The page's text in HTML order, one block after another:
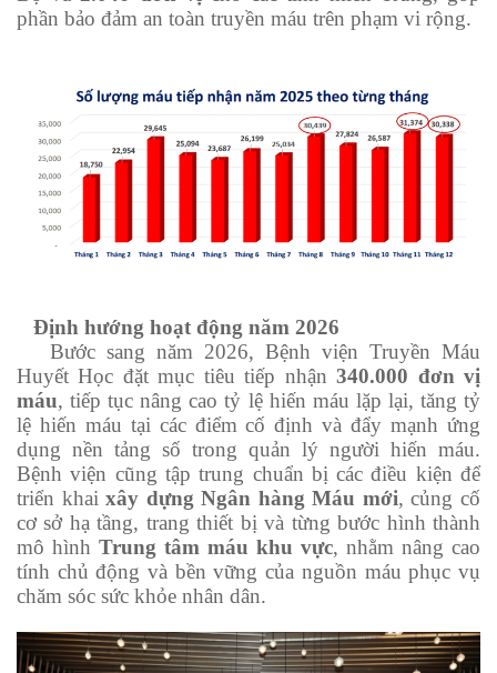
phần bảo đảm an toàn truyền máu trên phạm vi rộng.
Định hướng hoạt động năm 2026
Bước sang năm 2026, Bệnh viện Truyền Máu
Huyết Học đặt mục tiêu tiếp nhận340.000 đơn vị
máu, tiếp tục nâng cao tỷ lệ hiến máu lặp lại, tăng tỷ
lệ hiến máu tại các điểm cố định và đẩy mạnh ứng
dụng nền tảng số trong quản lý người hiến máu.
Bệnh viện cũng tập trung chuẩn bị các điều kiện để
triển khaixây dựng Ngân hàng Máu mới, củng cố
cơ sở hạ tầng, trang thiết bị và từng bước hình thành
mô hình Trung tâm máu khu vực, nhằm nâng cao
tính chủ động và bền vững của nguồn máu phục vụ
chăm sóc sức khỏe nhân dân.